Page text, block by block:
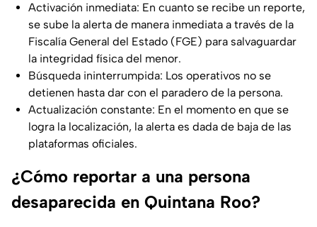
Activación inmediata: En cuanto se recibe un reporte,
se sube la alerta de manera inmediata a través de la
Fiscalía General del Estado (FGE) para salvaguardar
la integridad física del menor.
Búsqueda ininterrumpida: Los operativos no se
detienen hasta dar con el paradero de la persona.
Actualización constante: En el momento en que se
logra la localización, la alerta es dada de baja de las
plataformas oficiales.
¿Cómo reportar a una persona
desaparecida en Quintana Roo?